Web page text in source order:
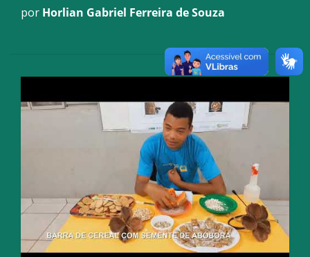
por Horlian Gabriel Ferreira de Souza